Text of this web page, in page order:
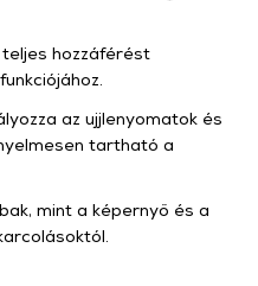
hozzáférést
az ujjlenyomatok és
tartható a
mint a képernyő és a